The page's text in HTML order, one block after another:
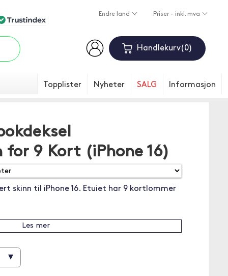
Endre land Priser - inkl. mva
Handlekurv 0
Topplister Nyheter SALG Informasjon
9 Kort (iPhone 16)
skinn til iPhone 16. Etuiet har 9 kortlommer
Les mer
▾